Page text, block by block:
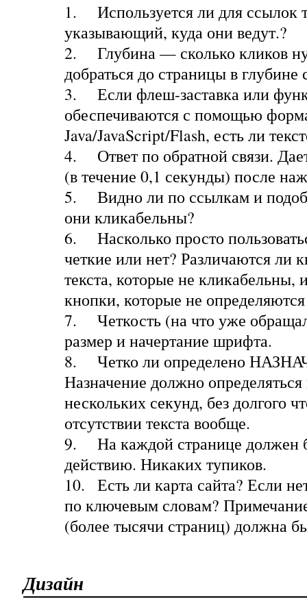
1.
Используется ли для ссылок
указывающий, куда они ведут.?
2.
Глубина — сколько кликов
добраться до страницы в глубине
3.
Если флеш-заставка или
обеспечиваются с помощью
Java/JavaScript/Flash, есть ли
4.
Ответ по обратной связи.
(в течение 0,1 секунды) после
5.
Видно ли по ссылкам и
они кликабельны?
6.
Насколько просто
четкие или нет? Различаются ли
текста, которые не кликабельны,
кнопки, которые не
7.
Четкость (на что уже
размер и начертание шрифта.
8.
Четко ли определено
Назначение должно определяться
нескольких секунд, без долгого
отсутствии текста вообще.
9.
На каждой странице должен
действию. Никаких тупиков.
10. Есть ли карта сайта? Если
по ключевым словам?
(более тысячи страниц) должна
Дизайн